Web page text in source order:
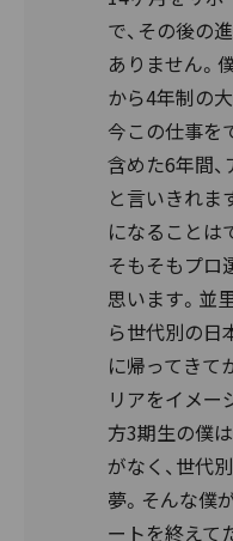
で、その後の
ありません。
から4年制の
今この仕事を
含めた6年間
と言いきれま
になることは
そもそもプロ
思います。並
ら世代別の日
に帰ってきて
リアをイメー
方3期生の僕
がなく、世代
夢。そんな僕
ートを終えて